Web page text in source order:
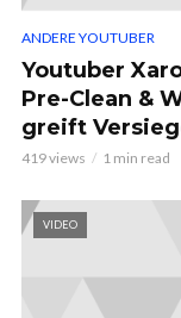
ANDERE YOUTUBER
Youtuber
Pre-Clean &
greift
419 views 1 min read
VIDEO